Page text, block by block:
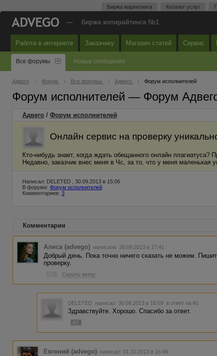
Биржа маркетинга Каталог услуг
— биржа копирайтинга №1
Работа в интернете Заказчику Магазин статей Сервис
Все форумы Новые сообщения
Адвего Форум Все форумы Адвего Форум исполнителей
Форум исполнителей — Форум
Адвего / Форум исполнителей
Онлайн сервис на проверку
Кто-нибудь знает, когда ждать обещанного онлайн
Недавно, заказчик внес меня в Чс, за то, что у меня маленькая
Написал: DELETED , 30.09.2013 в 15:06
В форуме: Форум исполнителей
Комментариев: 3
Комментарии
Алиса (advego) написала 30.09.2013 в 17:41
Добрый день. Пока точно ничего сказать не можем.
проверку.
Скрыть ветку
DELETED написал 30.09.2013 в 18:59 в ответ на #1
Здравствуйте. Хорошо. Спасибо за ответ.
#2
Евгений (advego) написал 01.10.2013 в 16:46